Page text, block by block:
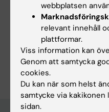
webbplatsen
relevant innehåll
plattformar.
Viss information kan
Genom att samtycka
cookies.
Du kan när som helst
samtycke via
sidan.